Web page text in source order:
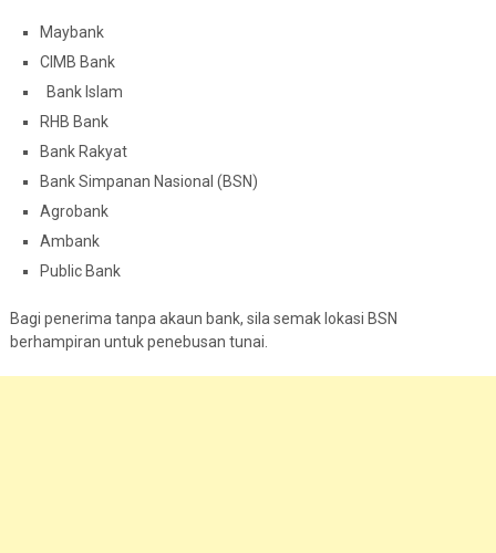
Maybank
CIMB Bank
Bank Islam
RHB Bank
Bank Rakyat
Bank Simpanan Nasional (BSN)
Agrobank
Ambank
Public Bank
Bagi penerima tanpa akaun bank, sila semak lokasi BSN
berhampiran untuk penebusan tunai.